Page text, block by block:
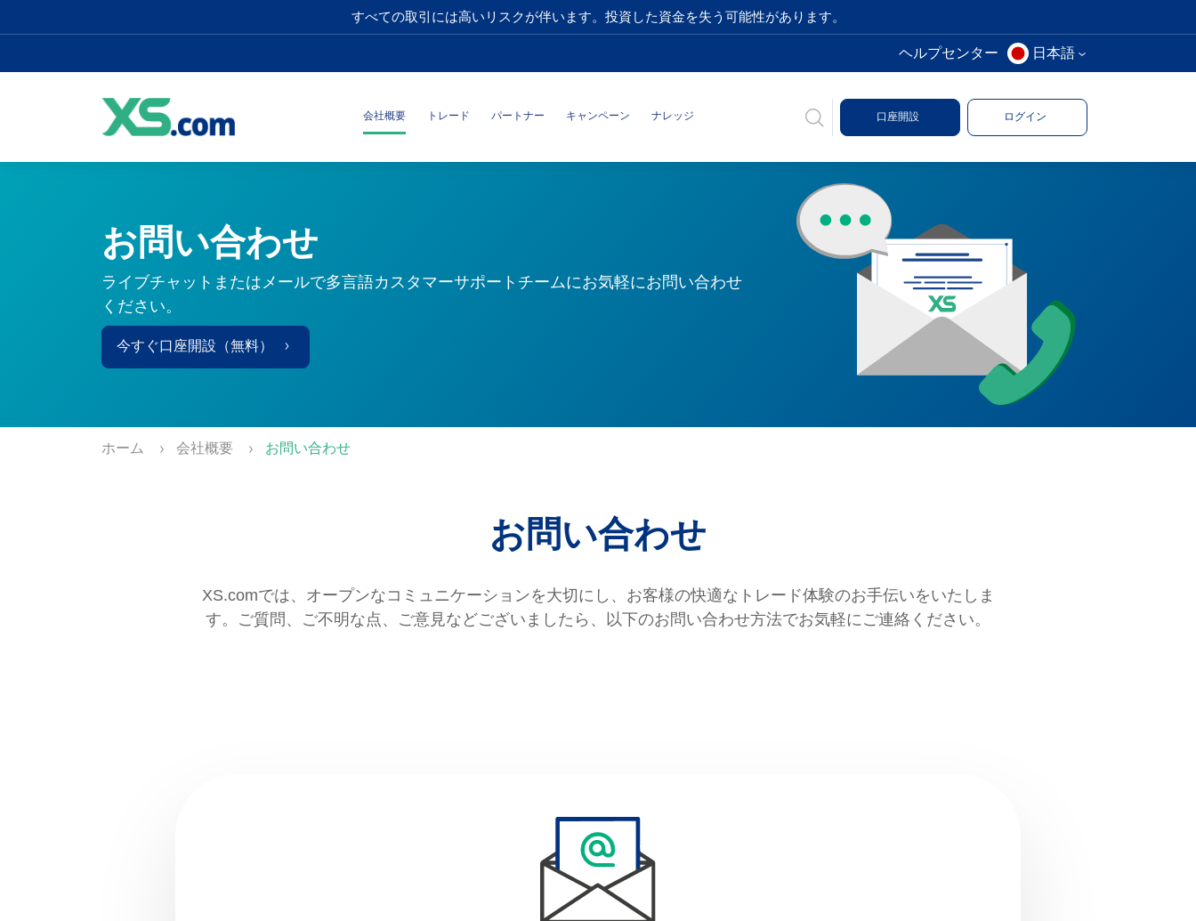
すべての取引には高いリスクが伴います。投資した資金を失う可能性があります。
ヘルプセンター 日本語
会社概要 トレード パートナー キャンペーン ナレッジ 口座開設 ログイン
お問い合わせ
ライブチャットまたはメールで多言語カスタマーサポートチームにお気軽にお問い合わせ
ください。
今すぐ口座開設（無料）
ホーム 会社概要 お問い合わせ
お問い合わせ
XS.comでは、オープンなコミュニケーションを大切にし、お客様の快適なトレード体験のお手伝いをいたしま
す。ご質問、ご不明な点、ご意見などございましたら、以下のお問い合わせ方法でお気軽にご連絡ください。